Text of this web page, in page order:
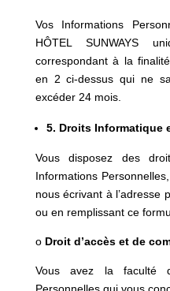
Vos Informations
HÔTEL SUNWAYS
correspondant à la
en 2 ci-dessus qui ne
excéder 24 mois.
5. Droits Informatique
Vous disposez des
Informations
nous écrivant à l’adresse
ou en remplissant ce
o Droit d’accès et de
Vous avez la faculté